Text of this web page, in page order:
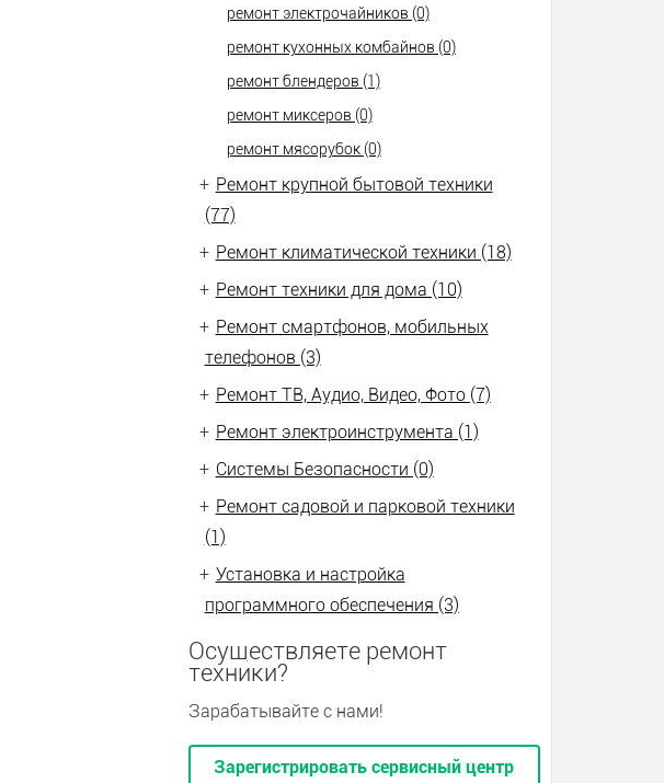
ремонт электрочайников (0)
ремонт кухонных комбайнов (0)
ремонт блендеров (1)
ремонт миксеров (0)
ремонт мясорубок (0)
+ Ремонт крупной бытовой техники
(77)
+ Ремонт климатической техники (18)
+ Ремонт техники для дома (10)
+ Ремонт смартфонов, мобильных
телефонов (3)
+ Ремонт ТВ, Аудио, Видео, Фото (7)
+ Ремонт электроинструмента (1)
+ Системы Безопасности (0)
+ Ремонт садовой и парковой техники
(1)
+ Установка и настройка
программного обеспечения (3)
Осуществляете ремонт
техники?
Зарабатывайте с нами!
Зарегистрировать сервисный центр